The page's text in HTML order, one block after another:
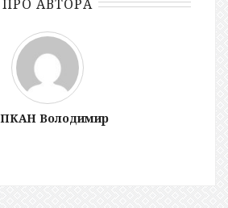
ПРО АВТОРА
Володимир